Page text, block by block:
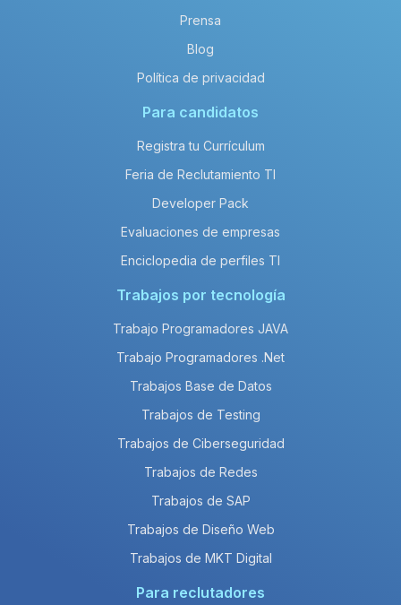
Prensa
Blog
Política de privacidad
Para candidatos
Registra tu Currículum
Feria de Reclutamiento TI
Developer Pack
Evaluaciones de empresas
Enciclopedia de perfiles TI
Trabajos por tecnología
Trabajo Programadores JAVA
Trabajo Programadores .Net
Trabajos Base de Datos
Trabajos de Testing
Trabajos de Ciberseguridad
Trabajos de Redes
Trabajos de SAP
Trabajos de Diseño Web
Trabajos de MKT Digital
Para reclutadores